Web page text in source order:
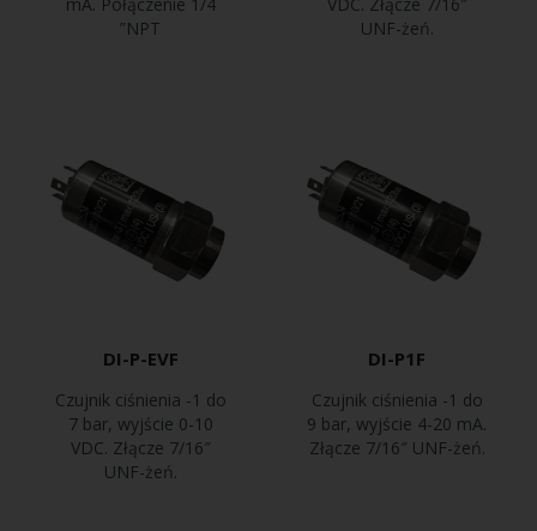
”NPT
UNF-żeń.
DI-P-EVF
Czujnik ciśnienia -1 do
7 bar, wyjście 0-10
VDC. Złącze 7/16″
UNF-żeń.
DI-P1F
Czujnik ciśnienia -1 do
9 bar, wyjście 4-20 mA.
Złącze 7/16″ UNF-żeń.